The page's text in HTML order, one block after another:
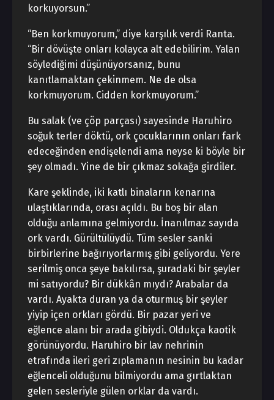
korkuyorsun.”
“Ben korkmuyorum,” diye karşılık verdi Ranta.
“Bir dövüşte onları kolayca alt edebilirim. Yalan
söylediğimi düşünüyorsanız, bunu
kanıtlamaktan çekinmem. Ne de olsa
korkmuyorum. Cidden korkmuyorum.”
Bu salak (ve çöp parçası) sayesinde Haruhiro
soğuk terler döktü, ork çocuklarının onları fark
edeceğinden endişelendi ama neyse ki böyle bir
şey olmadı. Yine de bir çıkmaz sokağa girdiler.
Kare şeklinde, iki katlı binaların kenarına
ulaştıklarında, orası açıldı. Bu boş bir alan
olduğu anlamına gelmiyordu. İnanılmaz sayıda
ork vardı. Gürültülüydü. Tüm sesler sanki
birbirlerine bağırıyorlarmış gibi geliyordu. Yere
serilmiş onca şeye bakılırsa, şuradaki bir şeyler
mi satıyordu? Bir dükkân mıydı? Arabalar da
vardı. Ayakta duran ya da oturmuş bir şeyler
yiyip içen orkları gördü. Bir pazar yeri ve
eğlence alanı bir arada gibiydi. Oldukça kaotik
görünüyordu. Haruhiro bir lav nehrinin
etrafında ileri geri zıplamanın nesinin bu kadar
eğlenceli olduğunu bilmiyordu ama gırtlaktan
gelen sesleriyle gülen orklar da vardı.